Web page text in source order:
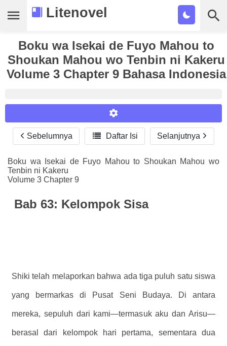
Litenovel
Daftar Novel
Tamat
Bookmark
Boku wa Isekai de Fuyo Mahou to
Shoukan Mahou wo Tenbin ni Kakeru
Volume 3 Chapter 9 Bahasa Indonesia
Reader Settings
Font :
Titillium Web
A-
16 A+
Sebelumnya  Daftar Isi Selanjutnya
Boku wa Isekai de Fuyo Mahou to Shoukan Mahou wo
Tenbin ni Kakeru
Volume 3 Chapter 9
Bab 63: Kelompok Sisa
Shiki telah melaporkan bahwa ada tiga puluh satu siswa
yang bermarkas di Pusat Seni Budaya. Di antara
mereka, sepuluh dari kami—termasuk aku dan Arisu—
berasal dari kelompok hari pertama, sementara dua